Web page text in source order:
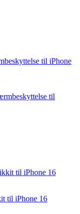
til
til iPhone 16